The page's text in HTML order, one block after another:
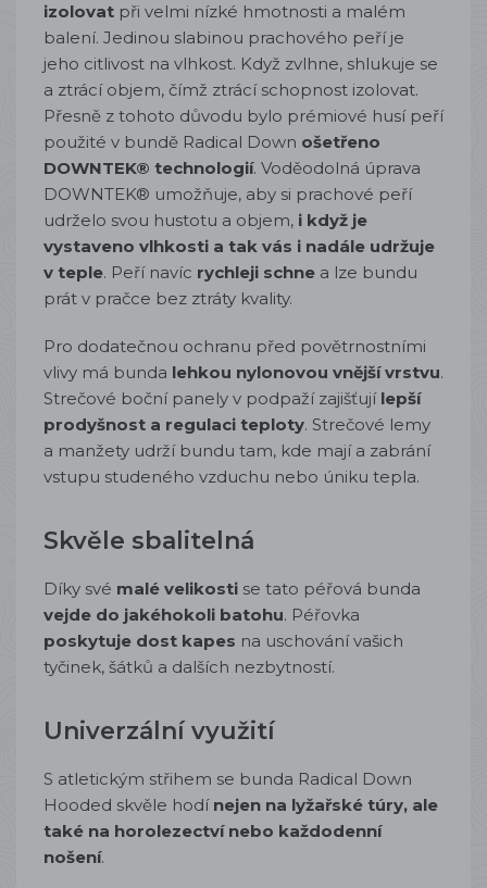
izolovat při velmi nízké hmotnosti a malém
balení. Jedinou slabinou prachového peří je
jeho citlivost na vlhkost. Když zvlhne, shlukuje se
a ztrácí objem, čímž ztrácí schopnost izolovat.
Přesně z tohoto důvodu bylo prémiové husí peří
použité v bundě Radical Down ošetřeno
DOWNTEK® technologií. Voděodolná úprava
DOWNTEK® umožňuje, aby si prachové peří
udrželo svou hustotu a objem, i když je
vystaveno vlhkosti a tak vás i nadále udržuje
v teple. Peří navíc rychleji schne a lze bundu
prát v pračce bez ztráty kvality.
Pro dodatečnou ochranu před povětrnostními
vlivy má bunda lehkou nylonovou vnější vrstvu.
Strečové boční panely v podpaží zajišťují lepší
prodyšnost a regulaci teploty. Strečové lemy
a manžety udrží bundu tam, kde mají a zabrání
vstupu studeného vzduchu nebo úniku tepla.
Skvěle sbalitelná
Díky své malé velikosti se tato péřová bunda
vejde do jakéhokoli batohu. Péřovka
poskytuje dost kapes na uschování vašich
tyčinek, šátků a dalších nezbytností.
Univerzální využití
S atletickým střihem se bunda Radical Down
Hooded skvěle hodí nejen na lyžařské túry, ale
také na horolezectví nebo každodenní
nošení.